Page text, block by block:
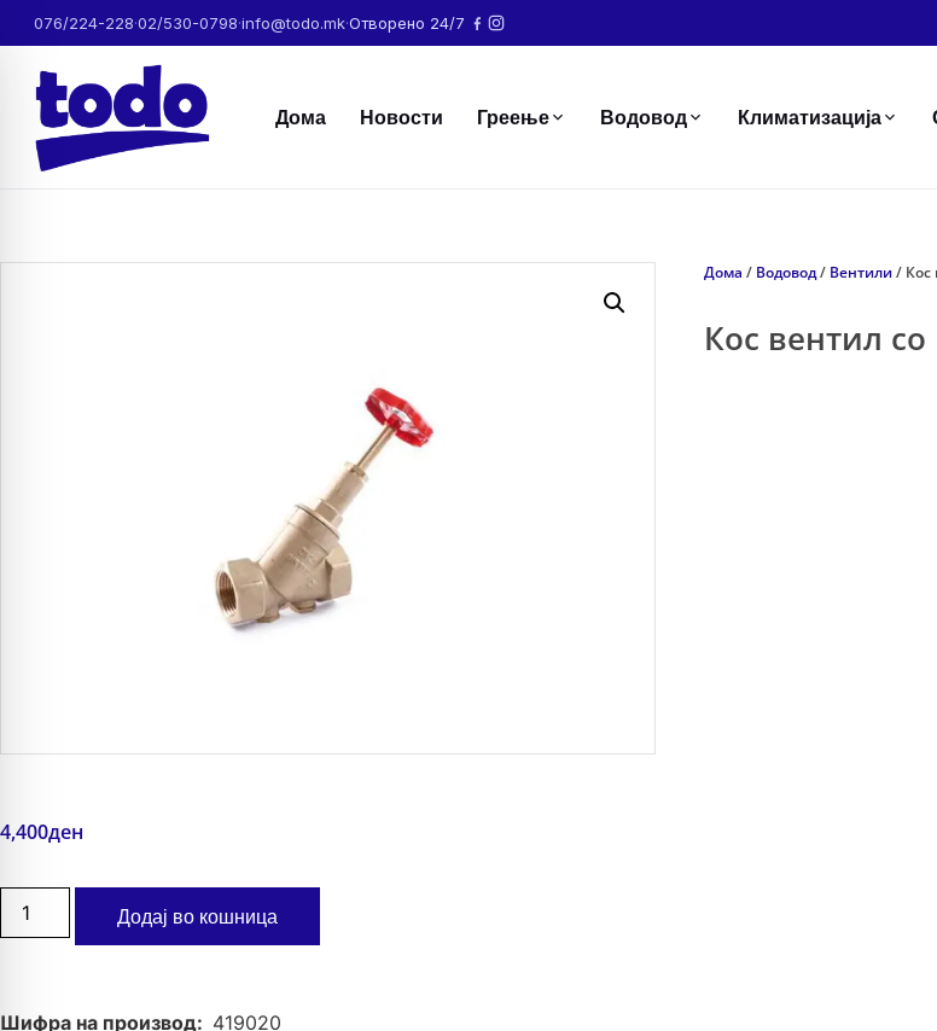
076/224-228·02/530-0798·info@todo.mk·Отворено 24/7
Дома Новости Греење Водовод Климатизација
4,400ден
Додај во кошница
Шифра на производ: 419020
Дома / Водовод/ Вентили/ Кос
Кос вентил